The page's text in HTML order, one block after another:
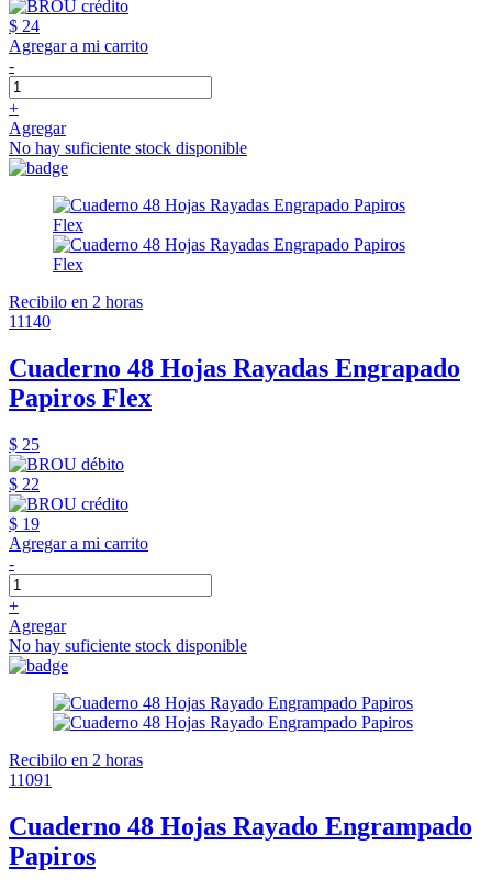
$ 24
Agregar a mi carrito
-
+
Agregar
No hay suficiente stock disponible
Recibilo en 2 horas
11140
Cuaderno 48 Hojas Rayadas Engrapado
Papiros Flex
$ 25
$ 22
$ 19
Agregar a mi carrito
-
+
Agregar
No hay suficiente stock disponible
Recibilo en 2 horas
11091
Cuaderno 48 Hojas Rayado Engrampado
Papiros